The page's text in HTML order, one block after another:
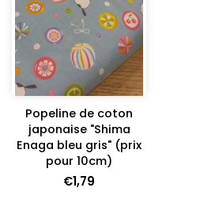
Popeline de coton
japonaise "Shima
Enaga bleu gris" (prix
pour 10cm)
€1,79